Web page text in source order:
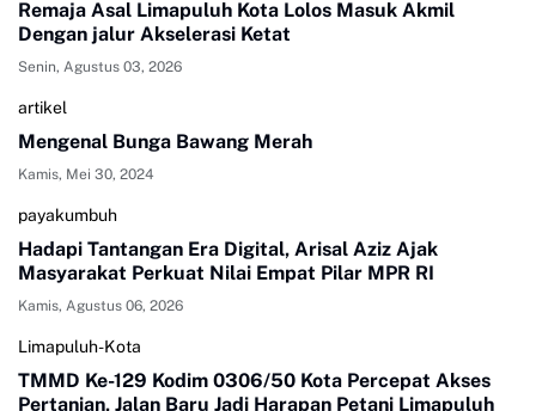
Remaja Asal Limapuluh Kota Lolos Masuk Akmil
Dengan jalur Akselerasi Ketat
Senin, Agustus 03, 2026
artikel
Mengenal Bunga Bawang Merah
Kamis, Mei 30, 2024
payakumbuh
Hadapi Tantangan Era Digital, Arisal Aziz Ajak
Masyarakat Perkuat Nilai Empat Pilar MPR RI
Kamis, Agustus 06, 2026
Limapuluh-Kota
TMMD Ke-129 Kodim 0306/50 Kota Percepat Akses
Pertanian, Jalan Baru Jadi Harapan Petani Limapuluh